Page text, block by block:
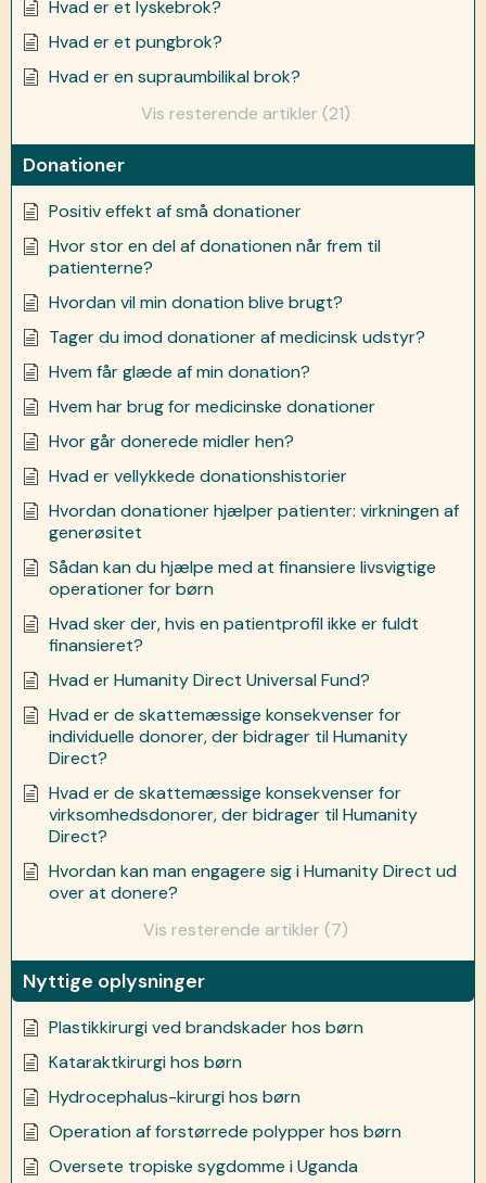
Hvad er et lyskebrok?
Hvad er et pungbrok?
Hvad er en supraumbilikal brok?
Vis resterende artikler (21)
Donationer
Positiv effekt af små donationer
Hvor stor en del af donationen når frem til
patienterne?
Hvordan vil min donation blive brugt?
Tager du imod donationer af medicinsk udstyr?
Hvem får glæde af min donation?
Hvem har brug for medicinske donationer
Hvor går donerede midler hen?
Hvad er vellykkede donationshistorier
Hvordan donationer hjælper patienter: virkningen af
generøsitet
Sådan kan du hjælpe med at finansiere livsvigtige
operationer for børn
Hvad sker der, hvis en patientprofil ikke er fuldt
finansieret?
Hvad er Humanity Direct Universal Fund?
Hvad er de skattemæssige konsekvenser for
individuelle donorer, der bidrager til Humanity
Direct?
Hvad er de skattemæssige konsekvenser for
virksomhedsdonorer, der bidrager til Humanity
Direct?
Hvordan kan man engagere sig i Humanity Direct ud
over at donere?
Vis resterende artikler (7)
Nyttige oplysninger
Plastikkirurgi ved brandskader hos børn
Kataraktkirurgi hos børn
Hydrocephalus-kirurgi hos børn
Operation af forstørrede polypper hos børn
Oversete tropiske sygdomme i Uganda